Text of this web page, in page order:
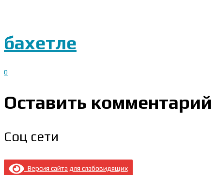
бахетле
0
Оставить комментарий
Соц сети
Версия сайта для слабовидящих